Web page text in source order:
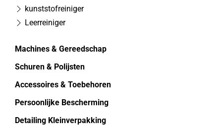
kunststofreiniger
Leerreiniger
Machines & Gereedschap
Schuren & Polijsten
Accessoires & Toebehoren
Persoonlijke Bescherming
Detailing Kleinverpakking